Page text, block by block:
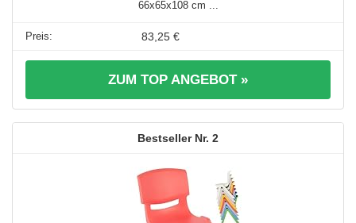
66x65x108 cm ...
83,25 €
ZUM TOP ANGEBOT »
2